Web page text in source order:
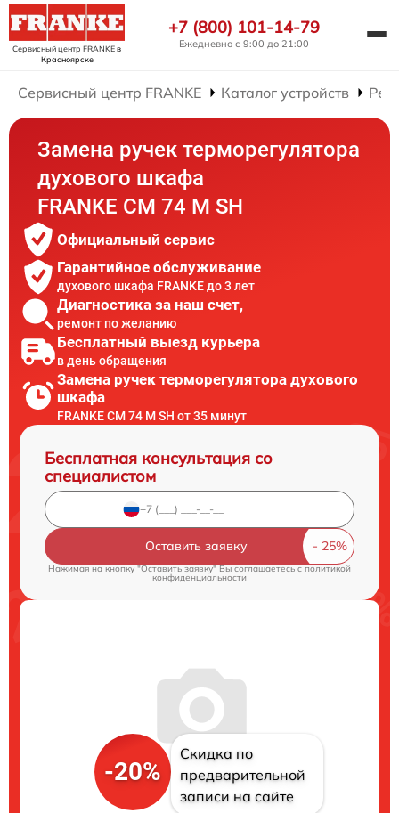
Сервисный центр FRANKEв
Красноярске
+7 (800) 101-14-79
Ежедневно с 9:00 до 21:00
Сервисный центр FRANKE Каталог устройств
Замена ручек терморегулятора
духового шкафа
FRANKE CM 74 M SH
Официальный сервис
Гарантийное обслуживание
духового шкафа FRANKE до 3 лет
Диагностика за наш счет,
ремонт по желанию
Бесплатный выезд курьера
в день обращения
Замена ручек терморегулятора духового
шкафа
FRANKE CM 74 M SH от 35 минут
Бесплатная консультация со
специалистом
Оставить заявку
Нажимая на кнопку "Оставить заявку" Вы соглашаетесь cполитикой
конфиденциальности
-20%
Скидка по
предварительной
записи на сайте